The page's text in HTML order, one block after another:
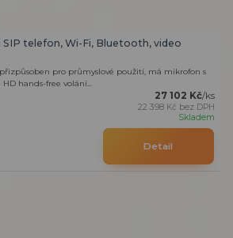
SIP telefon, Wi-Fi, Bluetooth, video
pro průmyslové použití, má mikrofon s
hands-free volání...
27 102 Kč/ks
22 398 Kč bez DPH
Skladem
Detail